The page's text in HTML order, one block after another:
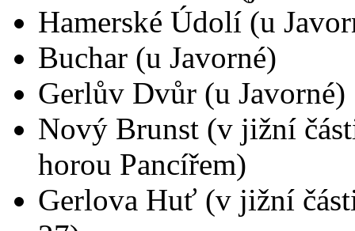
Hamerské Údolí (u
Buchar (u Javorné)
Gerlův Dvůr (u Javorné)
Nový Brunst (v jižní
horou Pancířem)
Gerlova Huť (v jižní